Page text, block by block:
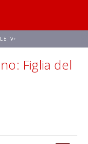
TV+
AVENGERS: DOOMSDAY
Figlia del